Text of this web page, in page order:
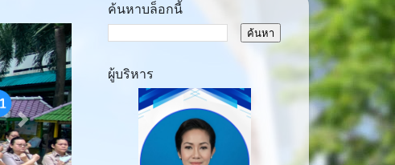
Next
ค้นหาบล็อกนี้
ผู้บริหาร